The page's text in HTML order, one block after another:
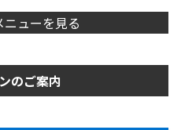
ューを見る
のご案内